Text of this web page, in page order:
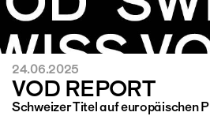
24.06.2025
VOD REPORT
Schweizer Titel auf europäischen